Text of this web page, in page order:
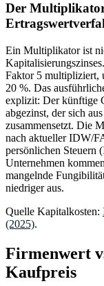
Der
Ein Multiplikator ist
Faktor 5 multipliziert,
20 %. Das
explizit: Der künftige
abgezinst, der sich
zusammensetzt. Die
nach aktueller IDW/
persönlichen
Unternehmen
mangelnde
niedriger aus.
Quelle Kapitalkosten:
(2025).
Firmenwert
Kaufpreis